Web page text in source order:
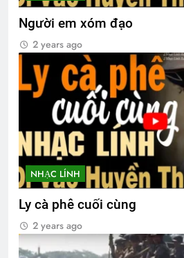
Người em xóm đạo
2 years ago
NHẠC LÍNH
Ly cà phê cuối cùng
2 years ago